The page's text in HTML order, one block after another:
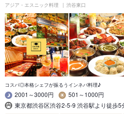
アジア・エスニック料理 渋谷東口
コスパ◎本格シェフが振るうインネパ料理♪
2001～3000円
501～1000円
東京都渋谷区渋谷2-5-9 渋谷駅より徒歩5